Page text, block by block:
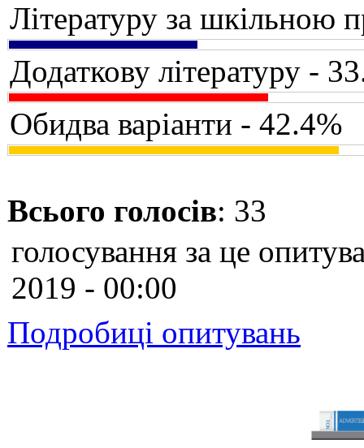
Літературу за шкільною
Додаткову літературу -
Обидва варіанти - 42.4%
Всього голосів: 33
голосування за це
2019 - 00:00
Подробиці опитувань